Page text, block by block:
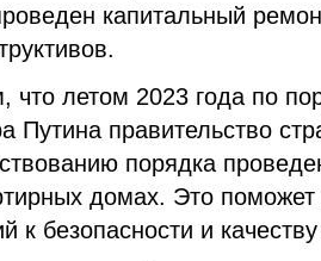
капитальный
что летом 2023 года по
Путина правительство
порядка
домах. Это
к безопасности и